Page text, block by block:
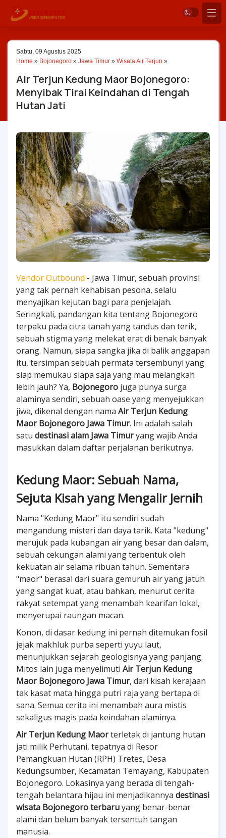
Sabtu, 09 Agustus 2025
Home » Bojonegoro » Jawa Timur » Wisata Air Terjun »
Air Terjun Kedung Maor Bojonegoro:
Menyibak Tirai Keindahan di Tengah
Hutan Jati
Vendor Outbound - Jawa Timur, sebuah provinsi
yang tak pernah kehabisan pesona, selalu
menyajikan kejutan bagi para penjelajah.
Seringkali, pandangan kita tentang Bojonegoro
terpaku pada citra tanah yang tandus dan terik,
sebuah stigma yang melekat erat di benak banyak
orang. Namun, siapa sangka jika di balik anggapan
itu, tersimpan sebuah permata tersembunyi yang
siap memukau siapa saja yang mau melangkah
lebih jauh? Ya, Bojonegoro juga punya surga
alaminya sendiri, sebuah oase yang menyejukkan
jiwa, dikenal dengan nama Air Terjun Kedung
Maor Bojonegoro Jawa Timur. Ini adalah salah
satu destinasi alam Jawa Timuryang wajib Anda
masukkan dalam daftar perjalanan berikutnya.
Kedung Maor: Sebuah Nama,
Sejuta Kisah yang Mengalir Jernih
Nama "Kedung Maor" itu sendiri sudah
mengandung misteri dan daya tarik. Kata "kedung"
merujuk pada kubangan air yang besar dan dalam,
sebuah cekungan alami yang terbentuk oleh
kekuatan air selama ribuan tahun. Sementara
"maor" berasal dari suara gemuruh air yang jatuh
yang sangat kuat, atau bahkan, menurut cerita
rakyat setempat yang menambah kearifan lokal,
menyerupai raungan macan.
Konon, di dasar kedung ini pernah ditemukan fosil
jejak makhluk purba seperti yuyu laut,
menunjukkan sejarah geologisnya yang panjang.
Mitos lain juga menyelimuti Air Terjun Kedung
Maor Bojonegoro Jawa Timur, dari kisah kerajaan
tak kasat mata hingga putri raja yang bertapa di
sana. Semua cerita ini menambah aura mistis
sekaligus magis pada keindahan alaminya.
Air Terjun Kedung Maorterletak di jantung hutan
jati milik Perhutani, tepatnya di Resor
Pemangkuan Hutan (RPH) Tretes, Desa
Kedungsumber, Kecamatan Temayang, Kabupaten
Bojonegoro. Lokasinya yang berada di tengah-
tengah belantara hijau ini menjadikannya destinasi
wisata Bojonegoro terbaruyang benar-benar
alami dan belum banyak tersentuh tangan
manusia.